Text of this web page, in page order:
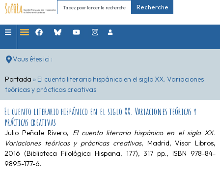
Recherche
Vous êtes ici :
Portada » El cuento literario hispánico en el siglo XX. Variaciones
teóricas y prácticas creativas
El cuento literario hispánico en el siglo XX. Variaciones teóricas y
prácticas creativas
Julio Peñate Rivero, El cuento literario hispánico en el siglo XX.
Variaciones teóricas y prácticas creativas, Madrid, Visor Libros,
2016 (Biblioteca Filológica Hispana, 177), 317 pp., ISBN 978-84-
9895-177-6.